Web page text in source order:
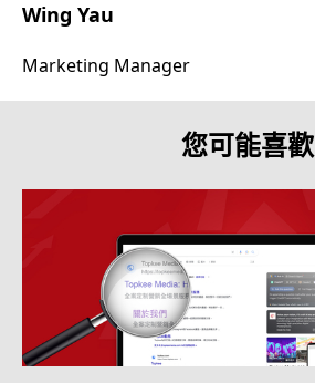
Wing Yau
Marketing Manager
您可能喜歡